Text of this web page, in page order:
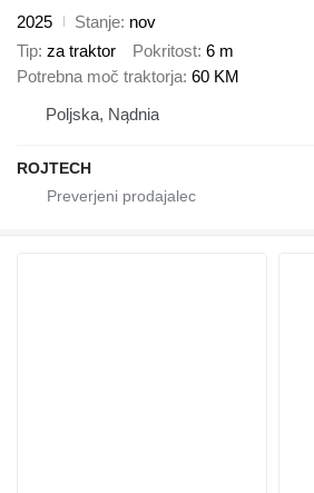
2025
Stanje nov
Tip za traktor Pokritost 6 m
Potrebna moč traktorja 60 KM
Poljska, Nądnia
ROJTECH